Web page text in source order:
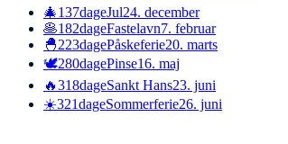
🎄137dageJul24. december
🥞182dageFastelavn7. februar
🐣223dagePåskeferie20. marts
🕊️280dagePinse16. maj
🔥318dageSankt Hans23. juni
☀️321dageSommerferie26. juni